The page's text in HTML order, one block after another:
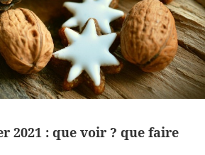
2021 : que voir ? que faire